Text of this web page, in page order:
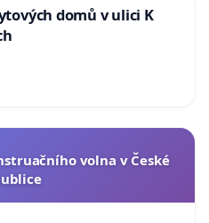
domů v ulici K
volna v České